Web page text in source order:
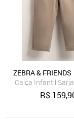
ZEBRA & FRIENDS
Calça Infantil
R$